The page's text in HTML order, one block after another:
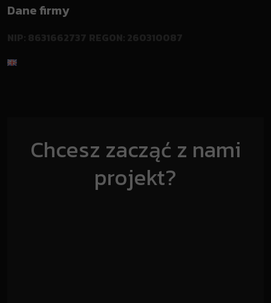
Dane firmy
Chcesz zacząć z nami
projekt?